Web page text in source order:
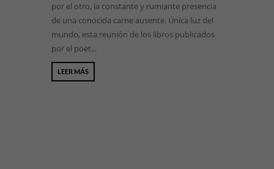
por el otro, la constante y rumiante presencia
de una conocida carne ausente. Única luz del
mundo, esta reunión de los libros publicados
por el poet...
LEER MÁS